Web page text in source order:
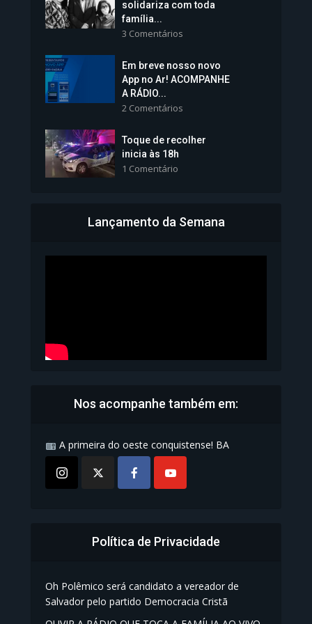
Vice-Prefeita Sheila Lemos
tomará posse nesta...
1.101 Modos de exibição
Bahia inicia emissão da
solidariza com toda
família...
3 Comentários
Em breve nosso novo
App no Ar! ACOMPANHE
A RÁDIO...
2 Comentários
Toque de recolher
inicia às 18h
1 Comentário
Lançamento da Semana
Nos acompanhe também em:
A primeira do oeste conquistense! BA
Política de Privacidade
Oh Polêmico será candidato a vereador de
Salvador pelo partido Democracia Cristã